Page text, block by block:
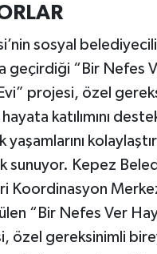
sosyal
geçirdiği “Bir Nefes
projesi, özel
katılımını
sunuyor. Kepez
Koordinasyon
“Bir Nefes Ver
özel gereksinimli